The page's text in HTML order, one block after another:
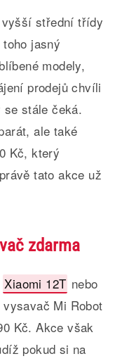
střední třídy
jasný
modely,
prodejů chvíli
se stále čeká.
ale také
Kč, který
tato akce už
zdarma
Xiaomi 12T nebo
Mi Robot
Kč. Akce však
pokud si na